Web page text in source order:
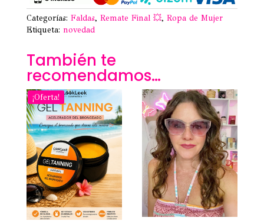
Categorías: Faldas, Remate Final 💥, Ropa de Mujer
Etiqueta: novedad
También te
recomendamos…
¡Oferta!